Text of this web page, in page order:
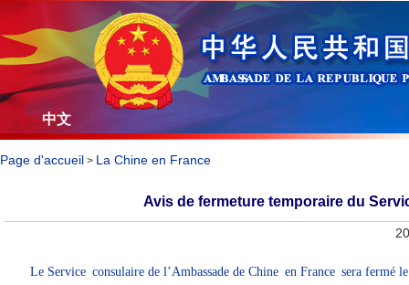
中文
Page d'accueil > La Chine en France
Avis de fermeture temporaire du
Le Service consulaire de l’Ambassade de Chine en France sera